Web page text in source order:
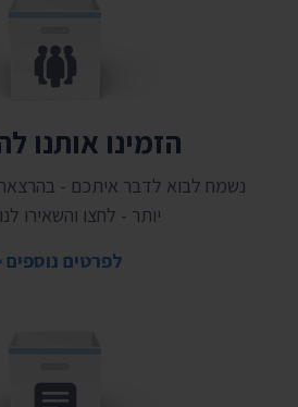
הזמינו אותנו
נשמח לבוא לדבר איתכם -
יותר - לחצו והשאירו
לפרטים נוספים